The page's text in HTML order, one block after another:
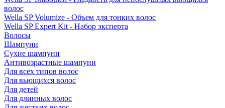
волос
Wella SP Volumize - Объем для тонких волос
Wella SP Expert Kit - Набор эксперта
Волосы
Шампуни
Сухие шампуни
Антивозрастные шампуни
Для всех типов волос
Для вьющихся волос
Для детей
Для длинных волос